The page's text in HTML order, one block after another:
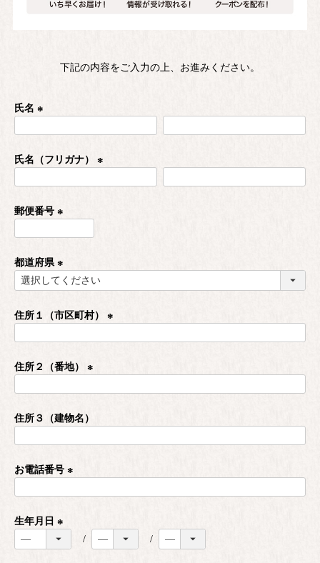
下記の内容をご入力の上、お進みください。
氏名
須
)
氏名（フリガナ）
郵便番号
須
)
都道府県
(
須
)
住所１（市区町村）
)
住所２（番地）
須
)
住所３（建物名）
お電話番号
)
生年月日
(